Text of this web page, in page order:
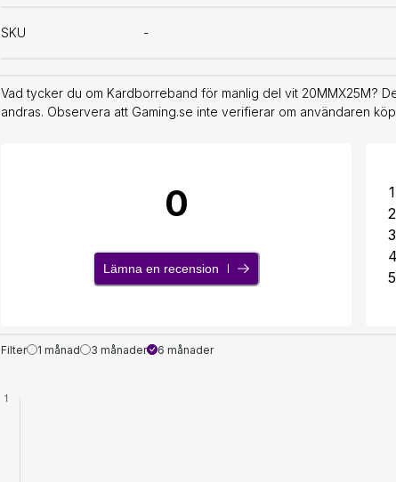
SKU -
Vad tycker du om Kardborreband för manlig del vit 20MMX25M?
andras. Observera att Gaming.se inte verifierar om användaren
0
Lämna en recension
1
2
3
4
5
Filter 1 månad 3 månader 6 månader